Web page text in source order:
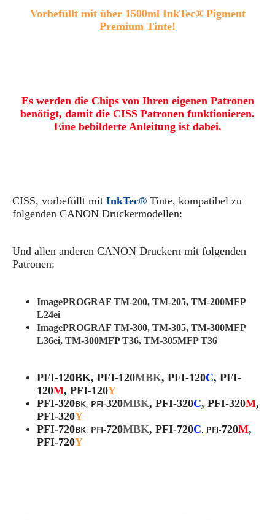
Vorbefüllt mit über 1500ml InkTec® Pigment
Premium Tinte!
Es werden die Chips von Ihren eigenen Patronen
benötigt, damit die CISS Patronen funktionieren.
Eine bebilderte Anleitung ist dabei.
CISS, vorbefüllt mit InkTec® Tinte, kompatibel zu
folgenden CANON Druckermodellen:
Und allen anderen CANON Druckern mit folgenden
Patronen:
ImagePROGRAF TM-200, TM-205, TM-200MFP
L24ei
ImagePROGRAF TM-300, TM-305, TM-300MFP
L36ei, TM-300MFP T36, TM-305MFP T36
PFI-120BK, PFI-120MBK, PFI-120C, PFI-
120M, PFI-120Y
PFI-320BK, PFI-320MBK, PFI-320C, PFI-320M,
PFI-320Y
PFI-720BK, PFI-720MBK, PFI-720C, PFI-720M,
PFI-720Y